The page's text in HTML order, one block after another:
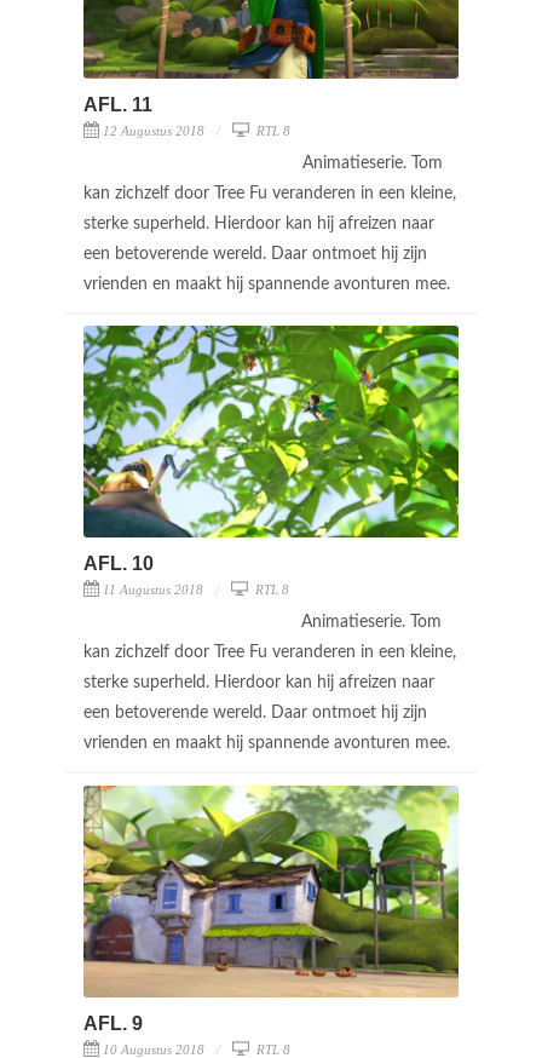
AFL. 11
12 Augustus 2018 RTL 8
Animatieserie. Tom
kan zichzelf door Tree Fu veranderen in een kleine,
sterke superheld. Hierdoor kan hij afreizen naar
een betoverende wereld. Daar ontmoet hij zijn
vrienden en maakt hij spannende avonturen mee.
AFL. 10
11 Augustus 2018 RTL 8
Animatieserie. Tom
kan zichzelf door Tree Fu veranderen in een kleine,
sterke superheld. Hierdoor kan hij afreizen naar
een betoverende wereld. Daar ontmoet hij zijn
vrienden en maakt hij spannende avonturen mee.
AFL. 9
10 Augustus 2018 RTL 8